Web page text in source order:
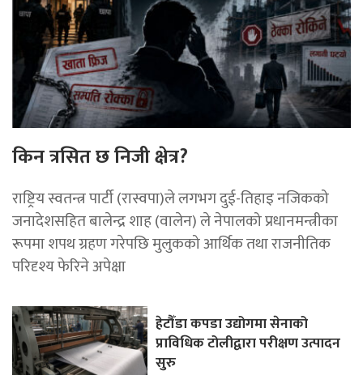
किन त्रसित छ निजी क्षेत्र?
राष्ट्रिय स्वतन्त्र पार्टी (रास्वपा)ले लगभग दुई-तिहाइ नजिकको
जनादेशसहित बालेन्द्र शाह (वालेन) ले नेपालको प्रधानमन्त्रीका
रूपमा शपथ ग्रहण गरेपछि मुलुकको आर्थिक तथा राजनीतिक
परिदृश्य फेरिने अपेक्षा
हेटौँडा कपडा उद्योगमा सेनाको
प्राविधिक टोलीद्वारा परीक्षण उत्पादन
सुरु